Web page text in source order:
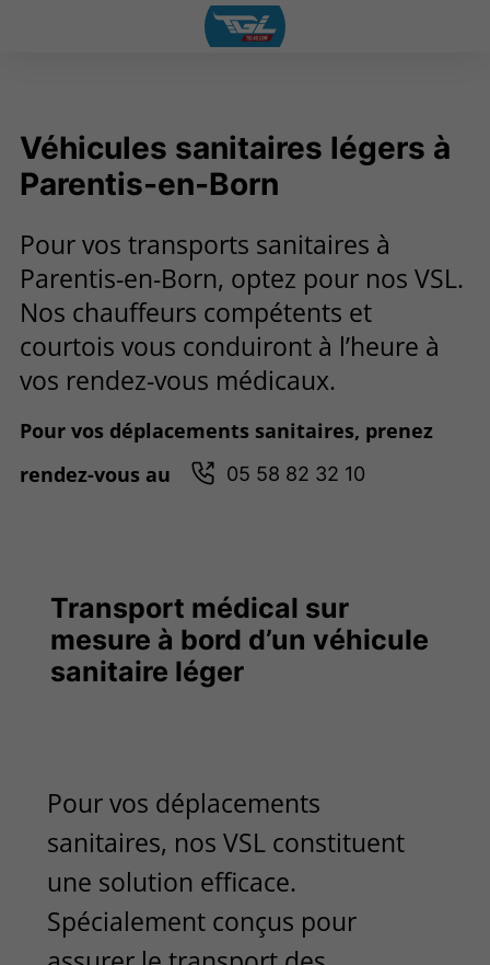
Véhicules sanitaires légers à
Parentis-en-Born
Pour vos transports sanitaires à
Parentis-en-Born, optez pour nos VSL.
Nos chauffeurs compétents et
courtois vous conduiront à l’heure à
vos rendez-vous médicaux.
Pour vos déplacements sanitaires, prenez
rendez-vous au
05 58 82 32 10
Transport médical sur
mesure à bord d’un véhicule
sanitaire léger
Pour vos déplacements
sanitaires, nos VSL constituent
une solution efficace.
Spécialement conçus pour